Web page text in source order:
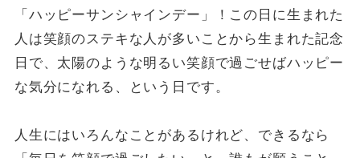
「ハッピーサンシャインデー」！この日に生まれた
人は笑顔のステキな人が多いことから生まれた記念
日で、太陽のような明るい笑顔で過ごせばハッピー
な気分になれる、という日です。
人生にはいろんなことがあるけれど、できるなら